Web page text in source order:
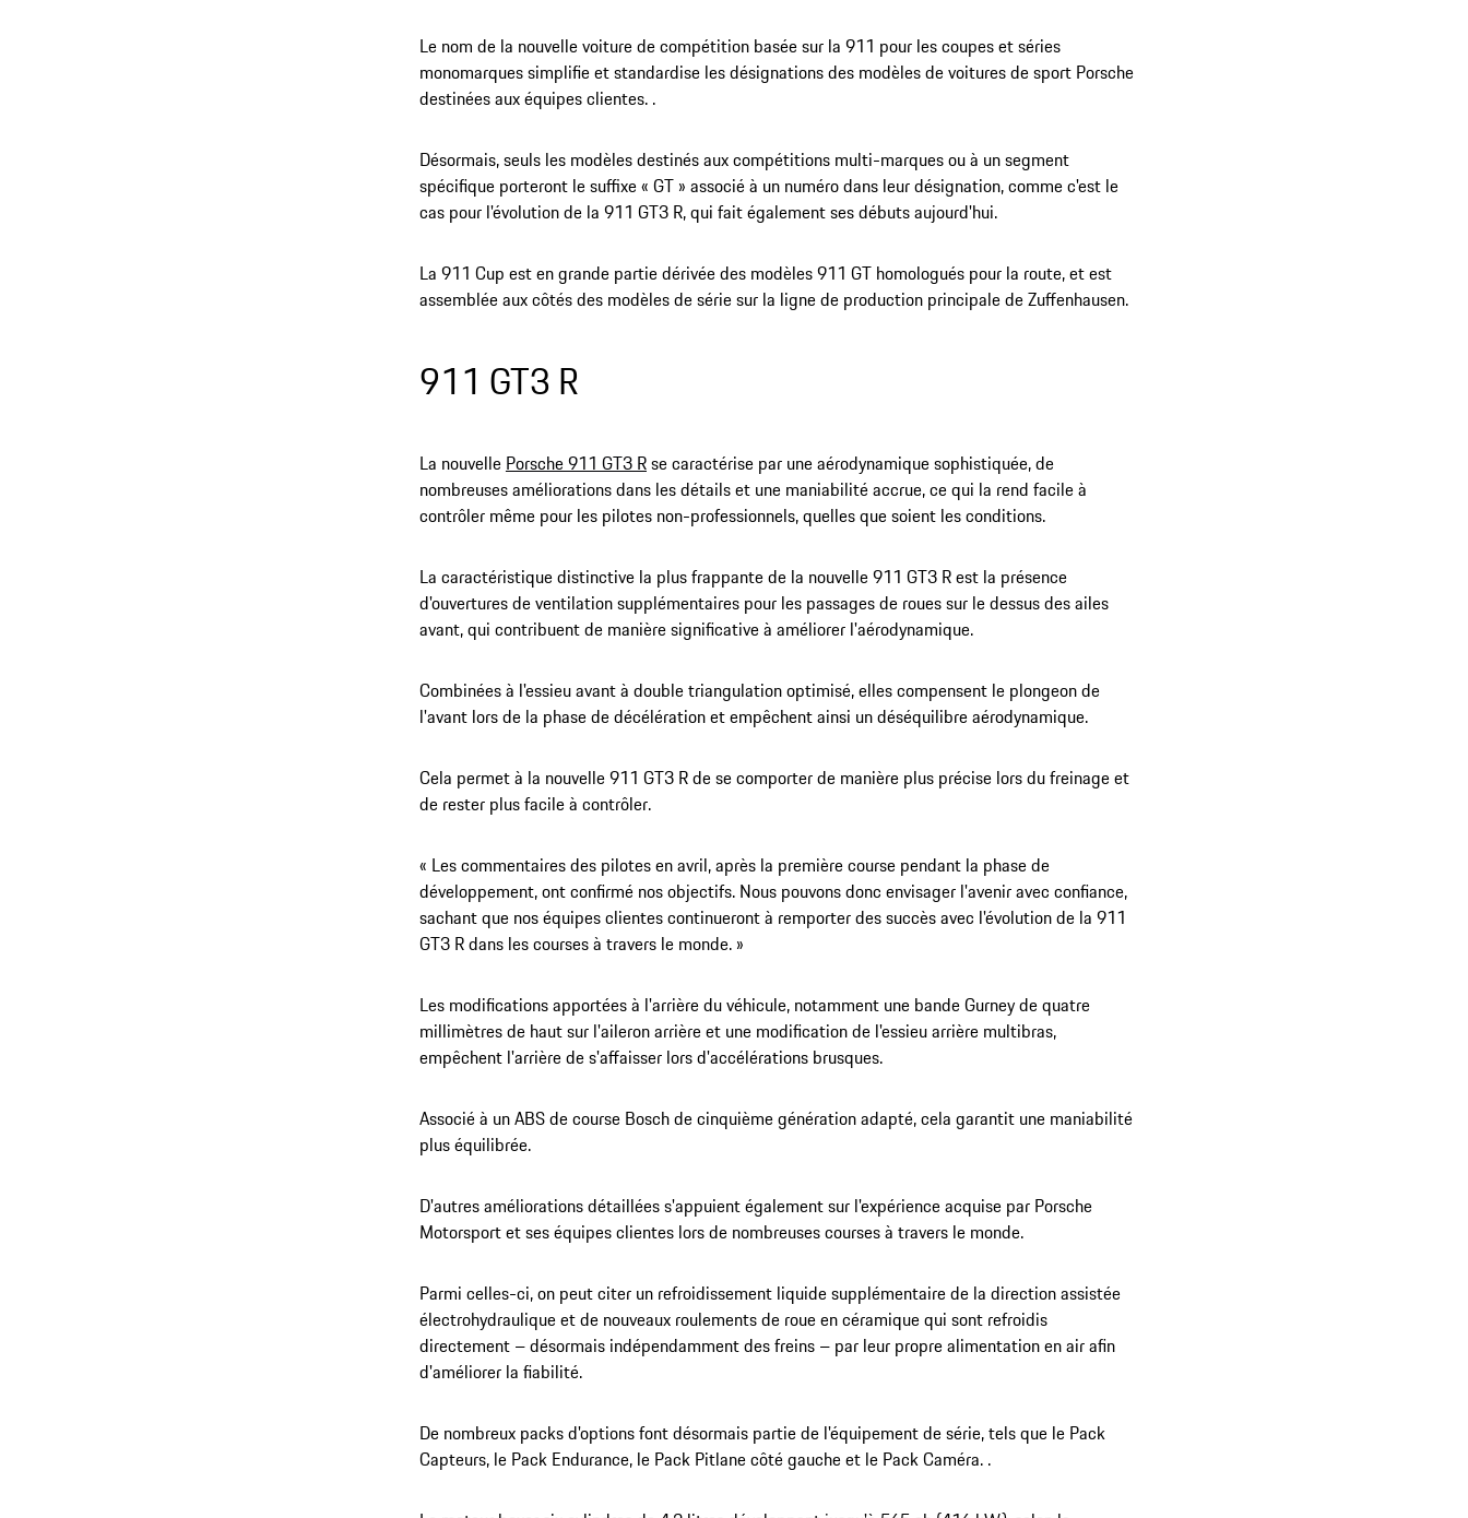
Le nom de la nouvelle voiture de compétition basée sur la 911 pour les coupes et séries
monomarques simplifie et standardise les désignations des modèles de voitures de sport Porsche
destinées aux équipes clientes. .
Désormais, seuls les modèles destinés aux compétitions multi-marques ou à un segment
spécifique porteront le suffixe « GT » associé à un numéro dans leur désignation, comme c'est le
cas pour l'évolution de la 911 GT3 R, qui fait également ses débuts aujourd'hui.
La 911 Cup est en grande partie dérivée des modèles 911 GT homologués pour la route, et est
assemblée aux côtés des modèles de série sur la ligne de production principale de Zuffenhausen.
911 GT3 R
La nouvelle Porsche 911 GT3 Rse caractérise par une aérodynamique sophistiquée, de
nombreuses améliorations dans les détails et une maniabilité accrue, ce qui la rend facile à
contrôler même pour les pilotes non-professionnels, quelles que soient les conditions.
La caractéristique distinctive la plus frappante de la nouvelle 911 GT3 R est la présence
d'ouvertures de ventilation supplémentaires pour les passages de roues sur le dessus des ailes
avant, qui contribuent de manière significative à améliorer l'aérodynamique.
Combinées à l'essieu avant à double triangulation optimisé, elles compensent le plongeon de
l'avant lors de la phase de décélération et empêchent ainsi un déséquilibre aérodynamique.
Cela permet à la nouvelle 911 GT3 R de se comporter de manière plus précise lors du freinage et
de rester plus facile à contrôler.
« Les commentaires des pilotes en avril, après la première course pendant la phase de
développement, ont confirmé nos objectifs. Nous pouvons donc envisager l'avenir avec confiance,
sachant que nos équipes clientes continueront à remporter des succès avec l'évolution de la 911
GT3 R dans les courses à travers le monde. »
Les modifications apportées à l'arrière du véhicule, notamment une bande Gurney de quatre
millimètres de haut sur l'aileron arrière et une modification de l'essieu arrière multibras,
empêchent l'arrière de s'affaisser lors d'accélérations brusques.
Associé à un ABS de course Bosch de cinquième génération adapté, cela garantit une maniabilité
plus équilibrée.
D'autres améliorations détaillées s'appuient également sur l'expérience acquise par Porsche
Motorsport et ses équipes clientes lors de nombreuses courses à travers le monde.
Parmi celles-ci, on peut citer un refroidissement liquide supplémentaire de la direction assistée
électrohydraulique et de nouveaux roulements de roue en céramique qui sont refroidis
directement – désormais indépendamment des freins – par leur propre alimentation en air afin
d'améliorer la fiabilité.
De nombreux packs d'options font désormais partie de l'équipement de série, tels que le Pack
Capteurs, le Pack Endurance, le Pack Pitlane côté gauche et le Pack Caméra. .